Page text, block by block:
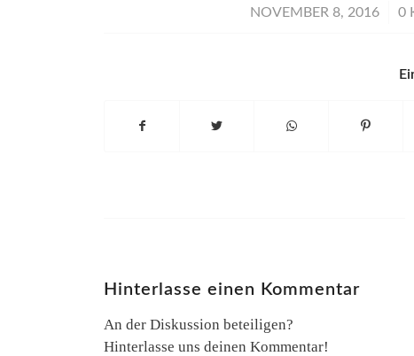
NOVEMBER 8, 2016
/ 0
Hinterlasse einen Kommentar
An der Diskussion beteiligen?
Hinterlasse uns deinen Kommentar!